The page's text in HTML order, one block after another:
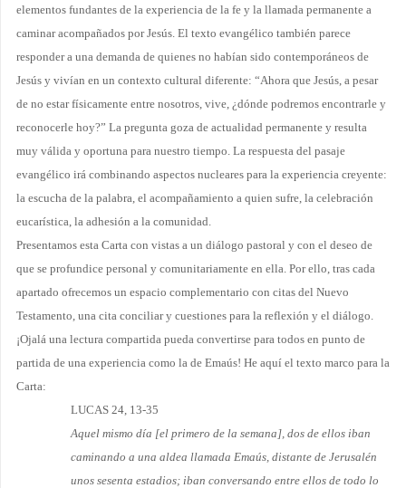
elementos fundantes de la experiencia de la fe y la llamada permanente a
caminar acompañados por Jesús. El texto evangélico también parece
responder a una demanda de quienes no habían sido contemporáneos de
Jesús y vivían en un contexto cultural diferente: “Ahora que Jesús, a pesar
de no estar físicamente entre nosotros, vive, ¿dónde podremos encontrarle y
re­conocerle hoy?” La pregunta goza de actualidad permanente y resulta
muy válida y opor­tuna para nuestro tiempo. La respuesta del pasaje
evangélico irá combinando aspectos nucleares para la experiencia creyente:
la escucha de la palabra, el acompañamiento a quien sufre, la celebración
eucarística, la adhesión a la comunidad.
Presentamos esta Carta con vistas a un diálogo pastoral y con el deseo de
que se pro­fundice personal y comunitariamente en ella. Por ello, tras cada
apartado ofrecemos un espacio complementario con citas del Nuevo
Testamento, una cita conciliar y cuestiones para la reflexión y el diálogo.
¡Ojalá una lectura compartida pueda convertirse para todos en punto de
partida de una experiencia como la de Emaús! He aquí el texto marco para la
Carta:
LUCAS 24, 13-35
Aquel mismo día [el primero de la semana], dos de ellos iban
caminando a una aldea llamada Emaús, distante de Jerusalén
unos sesenta estadios; iban conversando entre ellos de todo lo